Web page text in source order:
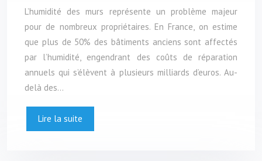
L’humidité des murs représente un problème majeur
pour de nombreux propriétaires. En France, on estime
que plus de 50% des bâtiments anciens sont affectés
par l’humidité, engendrant des coûts de réparation
annuels qui s’élèvent à plusieurs milliards d’euros. Au-
delà des…
Lire la suite